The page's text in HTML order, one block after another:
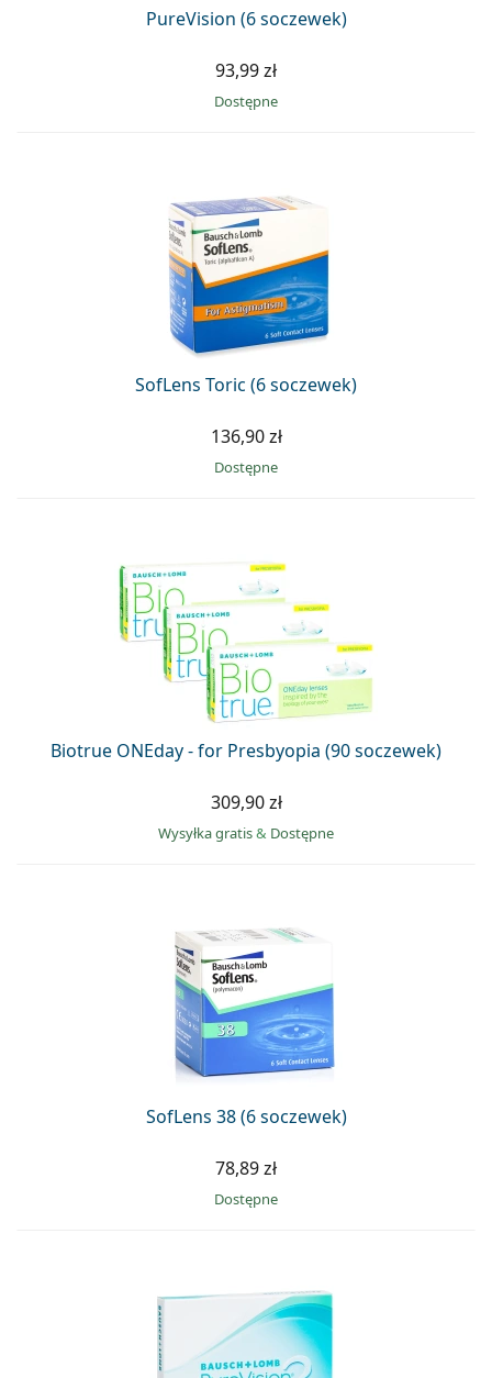
PureVision (6 soczewek)
93,99 zł
Dostępne
SofLens Toric (6 soczewek)
136,90 zł
Dostępne
Biotrue ONEday - for Presbyopia (90 soczewek)
309,90 zł
Wysyłka gratis& Dostępne
SofLens 38 (6 soczewek)
78,89 zł
Dostępne